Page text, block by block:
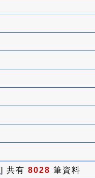
] 共有 8028 筆資料